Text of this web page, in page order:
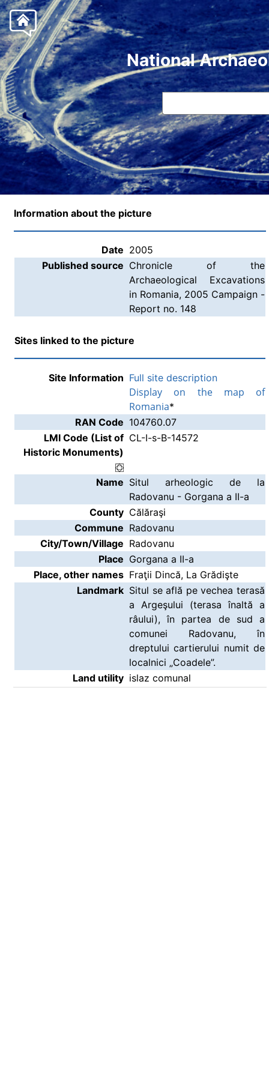
National
Information about the picture
Date 2005
Published source Chronicle of the
Archaeological Excavations
in Romania, 2005 Campaign -
Report no. 148
Sites linked to the picture
Site Information Full site description
Display on the map of
Romania*
RAN Code 104760.07
LMI Code (List of
Historic Monuments)
CL-I-s-B-14572
Name Situl arheologic de la
Radovanu - Gorgana a II-a
County Călăraşi
Commune Radovanu
City/Town/Village Radovanu
Place Gorgana a II-a
Place, other names Fraţii Dincă, La Grădişte
Landmark Situl se află pe vechea terasă
a Argeşului (terasa înaltă a
râului), în partea de sud a
comunei Radovanu, în
dreptului cartierului numit de
localnici „Coadele”.
Land utility islaz comunal